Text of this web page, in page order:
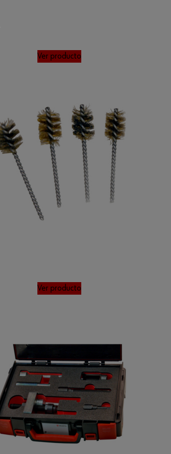
Ver producto
Ver producto